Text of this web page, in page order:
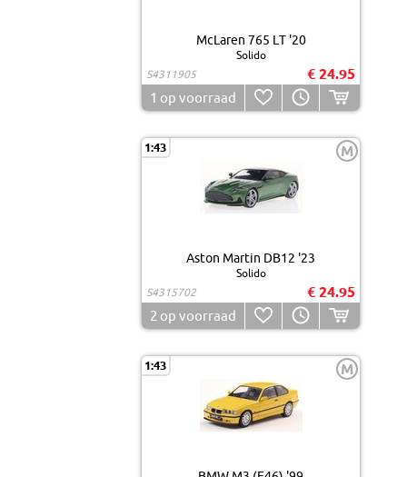
McLaren 765 LT '20
Solido
S4311905
€ 24.95
1 op voorraad
1:43 M
Aston Martin DB12 '23
Solido
S4315702
€ 24.95
2 op voorraad
1:43 M